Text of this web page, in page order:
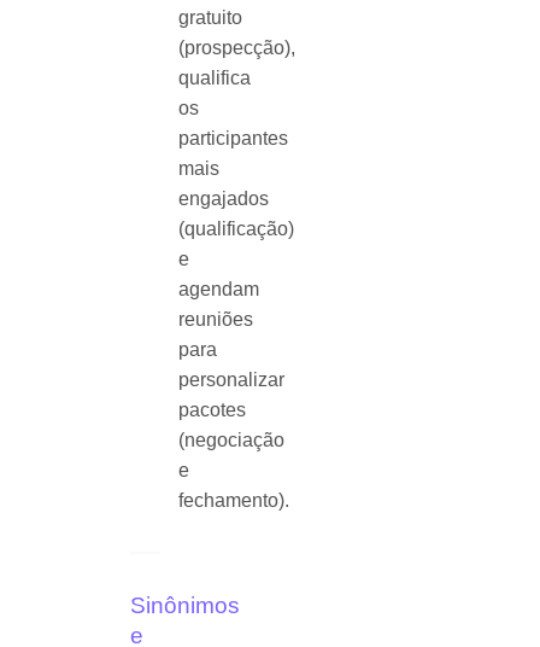
gratuito
(prospecção),
qualifica
os
participantes
mais
engajados
(qualificação)
e
agendam
reuniões
para
personalizar
pacotes
(negociação
e
fechamento).
Sinônimos
e